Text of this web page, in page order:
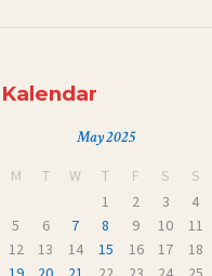
Kalendar
May 2025
M T W T F S
S
1
2 3
4
5
6 7 8 9 10
11
12
13 14 15 16 17
18